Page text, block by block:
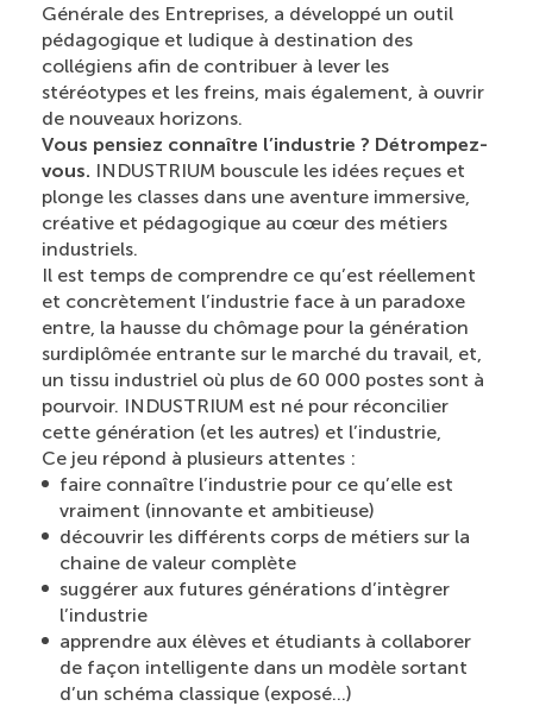
Générale des Entreprises, a développé un outil
pédagogique et ludique à destination des
collégiens afin de contribuer à lever les
stéréotypes et les freins, mais également, à ouvrir
de nouveaux horizons.
Vous pensiez connaître l’industrie ? Détrompez-
vous. INDUSTRIUM bouscule les idées reçues et
plonge les classes dans une aventure immersive,
créative et pédagogique au cœur des métiers
industriels.
Il est temps de comprendre ce qu’est réellement
et concrètement l’industrie face à un paradoxe
entre, la hausse du chômage pour la génération
surdiplômée entrante sur le marché du travail, et,
un tissu industriel où plus de 60 000 postes sont à
pourvoir. INDUSTRIUM est né pour réconcilier
cette génération (et les autres) et l’industrie,
Ce jeu répond à plusieurs attentes :
faire connaître l’industrie pour ce qu’elle est
vraiment (innovante et ambitieuse)
découvrir les différents corps de métiers sur la
chaine de valeur complète
suggérer aux futures générations d’intègrer
l’industrie
apprendre aux élèves et étudiants à collaborer
de façon intelligente dans un modèle sortant
d’un schéma classique (exposé…)